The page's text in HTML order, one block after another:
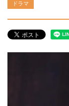
ドラマ